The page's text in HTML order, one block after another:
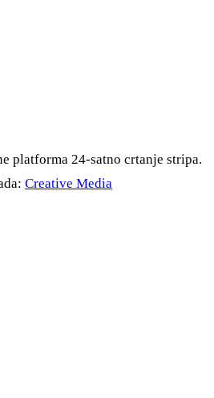
platforma 24-satno crtanje stripa.
Creative Media